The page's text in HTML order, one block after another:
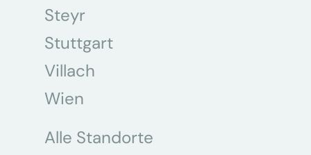
Steyr
Stuttgart
Villach
Wien
Alle Standorte